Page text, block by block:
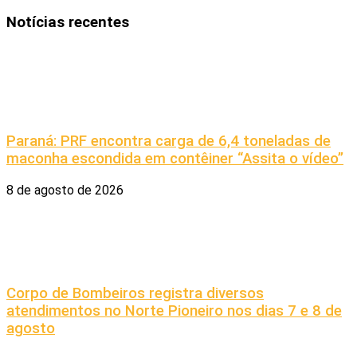
Notícias recentes
Paraná: PRF encontra carga de 6,4 toneladas de
maconha escondida em contêiner “Assita o vídeo”
8 de agosto de 2026
Corpo de Bombeiros registra diversos
atendimentos no Norte Pioneiro nos dias 7 e 8 de
agosto